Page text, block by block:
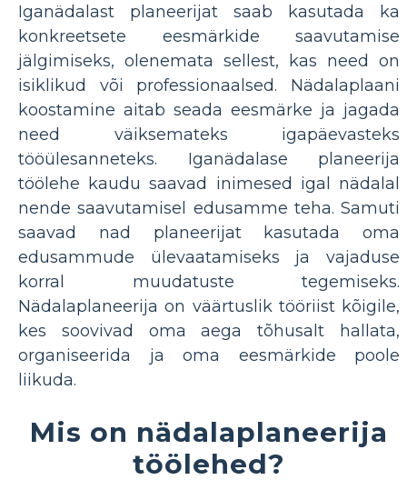
Iganädalast planeerijat saab kasutada ka
konkreetsete eesmärkide saavutamise
jälgimiseks, olenemata sellest, kas need on
isiklikud või professionaalsed. Nädalaplaani
koostamine aitab seada eesmärke ja jagada
need väiksemateks igapäevasteks
tööülesanneteks. Iganädalase planeerija
töölehe kaudu saavad inimesed igal nädalal
nende saavutamisel edusamme teha. Samuti
saavad nad planeerijat kasutada oma
edusammude ülevaatamiseks ja vajaduse
korral muudatuste tegemiseks.
Nädalaplaneerija on väärtuslik tööriist kõigile,
kes soovivad oma aega tõhusalt hallata,
organiseerida ja oma eesmärkide poole
liikuda.
Mis on nädalaplaneerija
töölehed?